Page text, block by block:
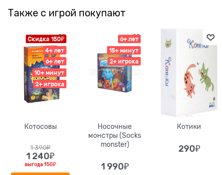
Также с игрой покупают
Скидка 150₽
4+ лет
6+ лет
10+ минут
2+ игрока
Котосовы
1 390₽
1 240₽
выгода150₽
6+ лет
15+ минут
2+ игрока
Носочные
монстры (Socks
monster)
1 990₽
Котики
290₽